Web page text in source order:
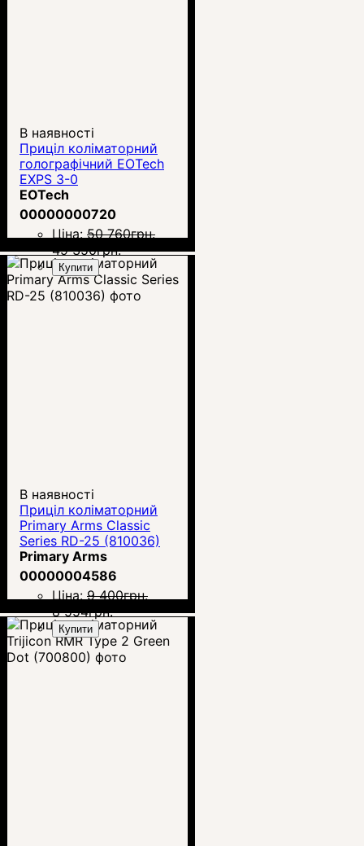
В наявності
Приціл коліматорний
голографічний EOTech
EXPS 3-0
EOTech
00000000720
Ціна: 50 760грн.
49 350грн.
Купити
В наявності
Приціл коліматорний
Primary Arms Classic
Series RD-25 (810036)
Primary Arms
00000004586
Ціна: 9 400грн.
8 554грн.
Купити